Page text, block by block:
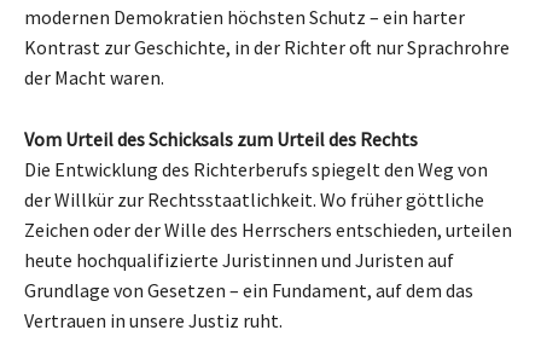
modernen Demokratien höchsten Schutz – ein harter
Kontrast zur Geschichte, in der Richter oft nur Sprachrohre
der Macht waren.
Vom Urteil des Schicksals zum Urteil des Rechts
Die Entwicklung des Richterberufs spiegelt den Weg von
der Willkür zur Rechtsstaatlichkeit. Wo früher göttliche
Zeichen oder der Wille des Herrschers entschieden, urteilen
heute hochqualifizierte Juristinnen und Juristen auf
Grundlage von Gesetzen – ein Fundament, auf dem das
Vertrauen in unsere Justiz ruht.